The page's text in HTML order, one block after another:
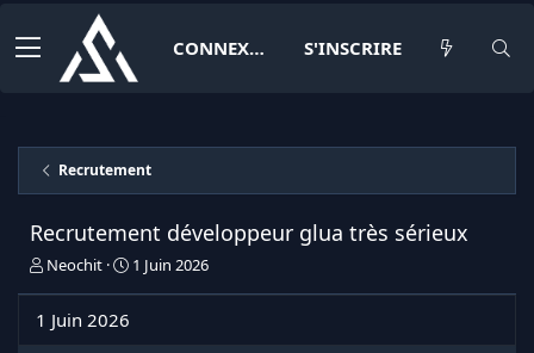
CONNEXION S'INSCRIRE
Recrutement
Recrutement développeur glua très sérieux
I
t
Neochit
D1 Juin 2026
1 Juin 2026